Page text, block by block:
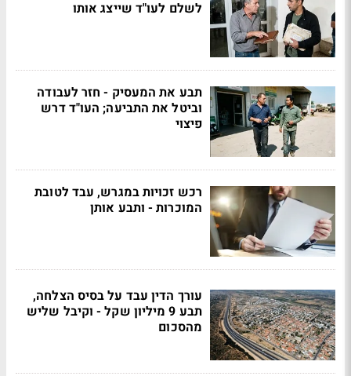
לשלם לעו"ד שייצג אותו
תבע את המעסיק - חזר לעבודה
וביטל את התביעה; העו"ד דרש
פיצוי
רכש זכויות במגרש, עבד לטובת
המוכרות - ותבע אותן
עורך הדין עבד על בסיס הצלחה,
תבע 9 מיליון שקל - וקיבל שליש
מהסכום